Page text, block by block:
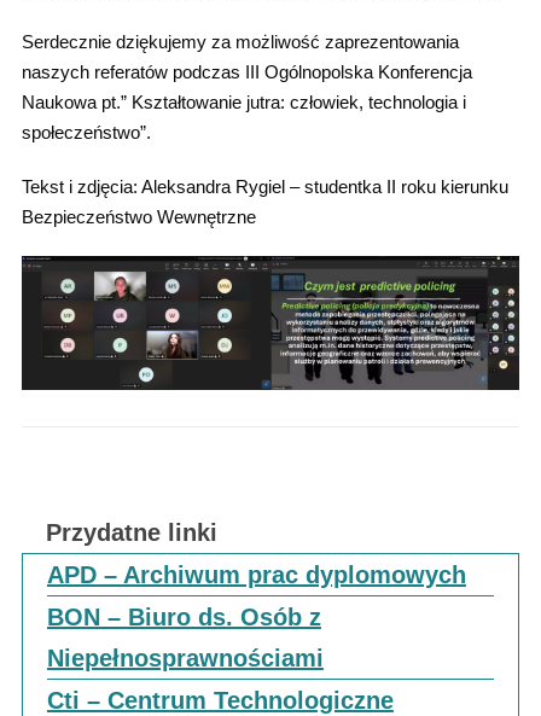
Serdecznie dziękujemy za możliwość zaprezentowania
naszych referatów podczas III Ogólnopolska Konferencja
Naukowa pt.” Kształtowanie jutra: człowiek, technologia i
społeczeństwo”.
Tekst i zdjęcia: Aleksandra Rygiel – studentka II roku kierunku
Bezpieczeństwo Wewnętrzne
Przydatne linki
APD – Archiwum prac dyplomowych
BON – Biuro ds. Osób z
Niepełnosprawnościami
Cti – Centrum Technologiczne